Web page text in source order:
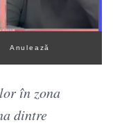
Anulează
în zona
dintre